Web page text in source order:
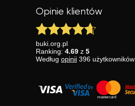
Opinie klientów
buki.org.pl
Ranking: 4.69 z 5
Według opinii 396 użytkowników